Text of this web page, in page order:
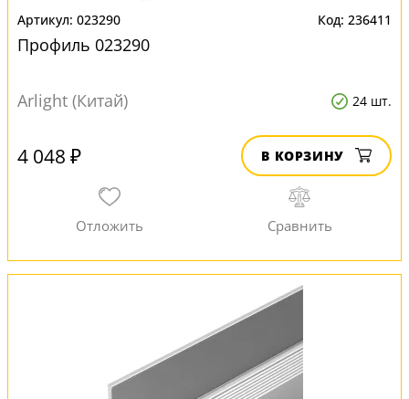
023290 236411
Профиль 023290
Arlight (Китай) 24 шт.
4 048 ₽ В КОРЗИНУ